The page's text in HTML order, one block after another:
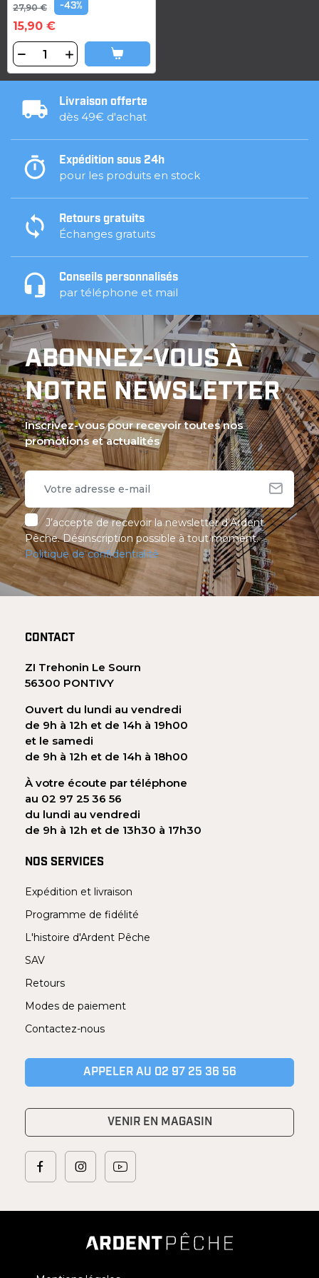
27,90 € -43%
15,90 €
Livraison offerte
dès 49€ d'achat
Expédition sous 24h
pour les produits en stock
Retours gratuits
Échanges gratuits
Conseils personnalisés
par téléphone et mail
ABONNEZ-VOUS À
NOTRE NEWSLETTER
Inscrivez-vous pour recevoir toutes nos
promotions et actualités
J’accepte de recevoir la newsletter d’Ardent
Pêche. Désinscription possible à tout moment.
Politique de confidentialité
CONTACT
ZI Trehonin Le Sourn
56300 PONTIVY
Ouvert du lundi au vendredi
de 9h à 12h et de 14h à 19h00
et le samedi
de 9h à 12h et de 14h à 18h00
À votre écoute par téléphone
au 02 97 25 36 56
du lundi au vendredi
de 9h à 12h et de 13h30 à 17h30
NOS SERVICES
Expédition et livraison
Programme de fidélité
L'histoire d'Ardent Pêche
SAV
Retours
Modes de paiement
Contactez-nous
APPELER AU 02 97 25 36 56
VENIR EN MAGASIN